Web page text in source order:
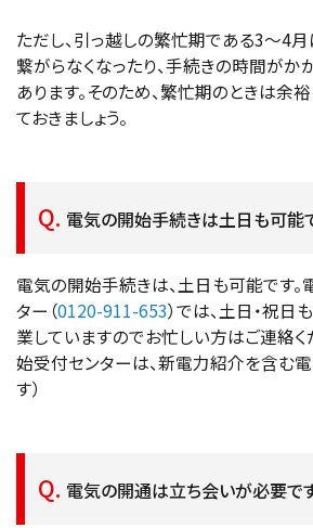
ただし、引っ越しの繁忙期である3〜4
繋がらなくなったり、手続きの時間がか
あります。そのため、繁忙期のときは余
ておきましょう。
電気の開始手続きは土日も可能
電気の開始手続きは、土日も可能です
ター（0120-911-653）では、土日・祝日
業していますのでお忙しい方はご連絡く
始受付センターは、新電力紹介を含む
す）
電気の開通は立ち会いが必要で